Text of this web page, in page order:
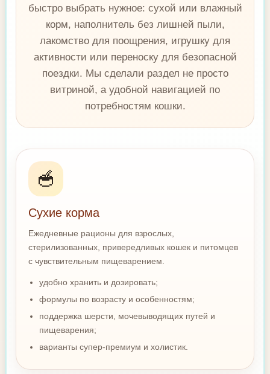
быстро выбрать нужное: сухой или влажный
корм, наполнитель без лишней пыли,
лакомство для поощрения, игрушку для
активности или переноску для безопасной
поездки. Мы сделали раздел не просто
витриной, а удобной навигацией по
потребностям кошки.
🥣
Сухие корма
Ежедневные рационы для взрослых,
стерилизованных, привередливых кошек и питомцев
с чувствительным пищеварением.
удобно хранить и дозировать;
формулы по возрасту и особенностям;
поддержка шерсти, мочевыводящих путей и
пищеварения;
варианты супер-премиум и холистик.